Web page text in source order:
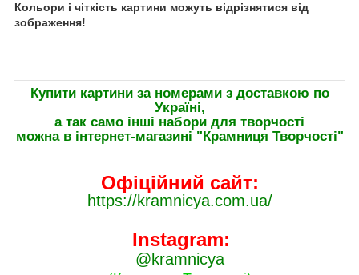
Кольори і чіткість картини можуть відрізнятися від
зображення!
Купити картини за номерами з доставкою по
Україні,
а так само інші набори для творчості
можна в інтернет-магазині "Крамниця Творчості"
Офіційний сайт:
https://kramnicya.com.ua/
Instagram:
@kramnicya